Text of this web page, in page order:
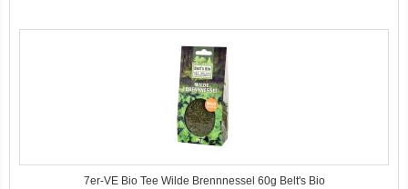
7er-VE Bio Tee Wilde Brennnessel 60g Belt's Bio